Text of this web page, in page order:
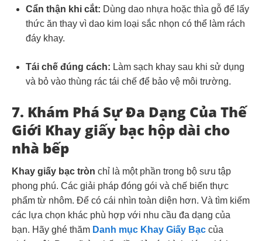
Cẩn thận khi cắt: Dùng dao nhựa hoặc thìa gỗ để lấy
thức ăn thay vì dao kim loại sắc nhọn có thể làm rách
đáy khay.
Tái chế đúng cách: Làm sạch khay sau khi sử dụng
và bỏ vào thùng rác tái chế để bảo vệ môi trường.
7. Khám Phá Sự Đa Dạng Của Thế
Giới Khay giấy bạc hộp dài cho
nhà bếp
Khay giấy bạc tròn chỉ là một phần trong bộ sưu tập
phong phú. Các giải pháp đóng gói và chế biến thực
phẩm từ nhôm. Để có cái nhìn toàn diện hơn. Và tìm kiếm
các lựa chọn khác phù hợp với nhu cầu đa dạng của
bạn. Hãy ghé thăm Danh mục Khay Giấy Bạc của